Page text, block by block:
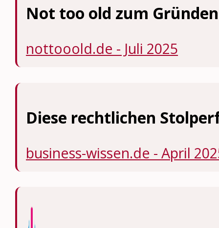
Not too old zum
nottooold.de - Juli 2025
Diese rechtlichen
business-wissen.de - April